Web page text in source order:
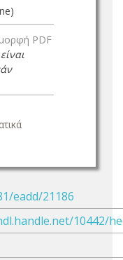
μορφή PDF
eadd/21186
10442/